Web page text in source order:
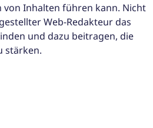
Inhalten führen kann. Nicht
Web-Redakteur das
und dazu beitragen, die
stärken.